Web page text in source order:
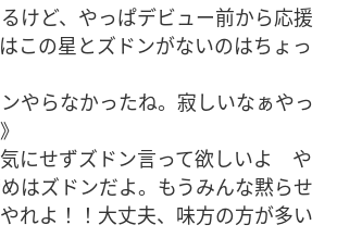
けど、やっぱデビュー前から応援
この星とズドンがないのはちょっ
やらなかったね。寂しいなぁやっ
気にせずズドン言って欲しいよ や
はズドンだよ。もうみんな黙らせ
れよ！！大丈夫、味方の方が多い